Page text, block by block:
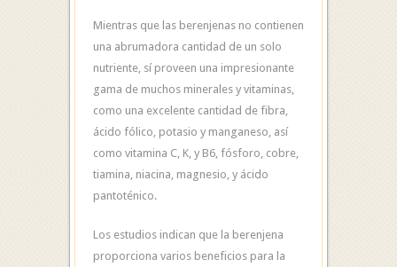
Mientras que las berenjenas no contienen
una abrumadora cantidad de un solo
nutriente, sí proveen una impresionante
gama de muchos minerales y vitaminas,
como una excelente cantidad de fibra,
ácido fólico, potasio y manganeso, así
como vitamina C, K, y B6, fósforo, cobre,
tiamina, niacina, magnesio, y ácido
pantoténico.
Los estudios indican que la berenjena
proporciona varios beneficios para la